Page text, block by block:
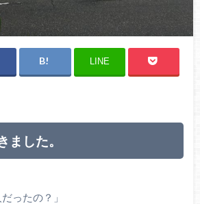
LINE
ました。
ったの？」